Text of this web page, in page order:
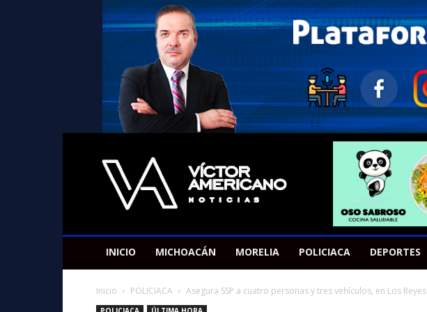
Americano
Victor
INICIO MICHOACÁN MORELIA POLICIACA DEPORTES
Inicio POLICIACA Asegura SSP a cuatro personas y tres vehículos, en Los Reyes